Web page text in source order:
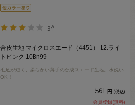
3件
合皮生地 マイクロスエード（4451） 12.ライ
トピンク 10Bn99_
毛足が短く、柔らかい薄手の合成スエード生地。水洗い
OK！
561 円 (税込)
会員登録(無料)